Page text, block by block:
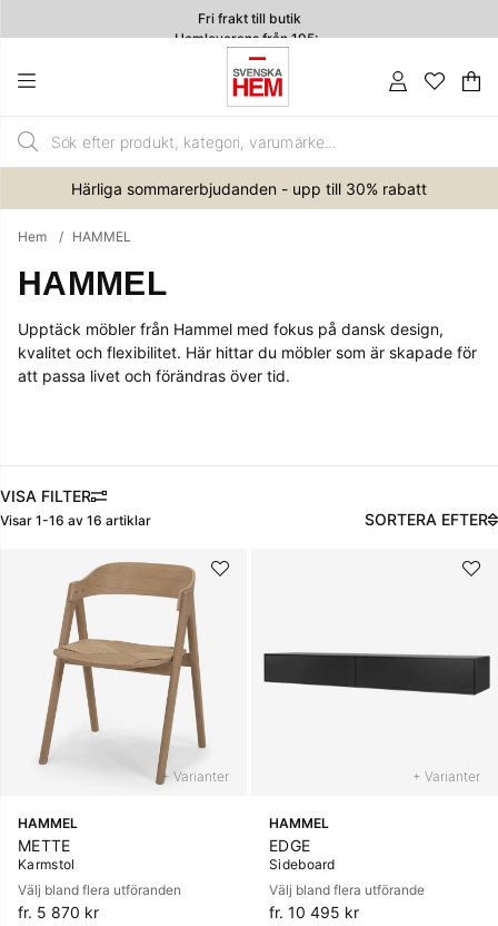
Fri frakt till butik
Hemleverans från 195:-
.
Härliga sommarerbjudanden - upp till 30% rabatt
Hem HAMMEL
HAMMEL
Upptäck möbler från Hammel med fokus på dansk design,
kvalitet och flexibilitet. Här hittar du möbler som är skapade för
att passa livet och förändras över tid.
FILTRERA
Visar 1-16 av 16 artiklar SORTERA EFTER
+ Varianter
HAMMEL
METTE
Karmstol
Välj bland flera utföranden
fr. 5 870 kr
+ Varianter
HAMMEL
EDGE
Sideboard
Välj bland flera utförande
fr. 10 495 kr